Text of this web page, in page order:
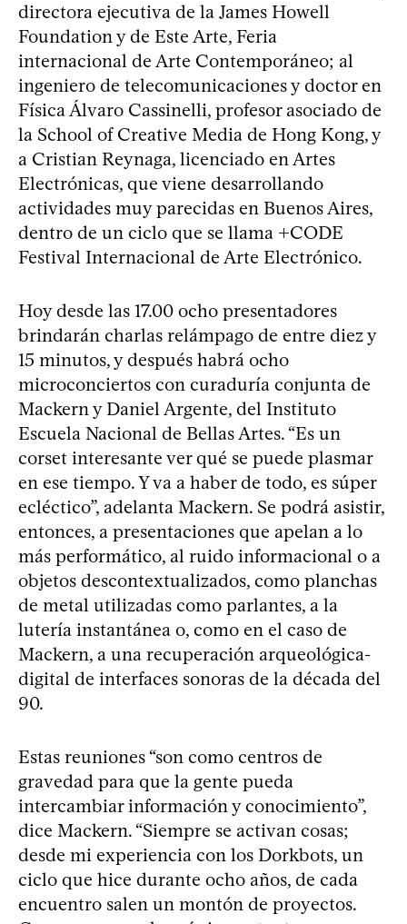
directora ejecutiva de la James Howell
Foundation y de Este Arte, Feria
internacional de Arte Contemporáneo; al
ingeniero de telecomunicaciones y doctor en
Física Álvaro Cassinelli, profesor asociado de
la School of Creative Media de Hong Kong, y
a Cristian Reynaga, licenciado en Artes
Electrónicas, que viene desarrollando
actividades muy parecidas en Buenos Aires,
dentro de un ciclo que se llama +CODE
Festival Internacional de Arte Electrónico.
Hoy desde las 17.00 ocho presentadores
brindarán charlas relámpago de entre diez y
15 minutos, y después habrá ocho
microconciertos con curaduría conjunta de
Mackern y Daniel Argente, del Instituto
Escuela Nacional de Bellas Artes. “Es un
corset interesante ver qué se puede plasmar
en ese tiempo. Y va a haber de todo, es súper
ecléctico”, adelanta Mackern. Se podrá asistir,
entonces, a presentaciones que apelan a lo
más performático, al ruido informacional o a
objetos descontextualizados, como planchas
de metal utilizadas como parlantes, a la
lutería instantánea o, como en el caso de
Mackern, a una recuperación arqueológica-
digital de interfaces sonoras de la década del
90.
Estas reuniones “son como centros de
gravedad para que la gente pueda
intercambiar información y conocimiento”,
dice Mackern. “Siempre se activan cosas;
desde mi experiencia con los Dorkbots, un
ciclo que hice durante ocho años, de cada
encuentro salen un montón de proyectos.